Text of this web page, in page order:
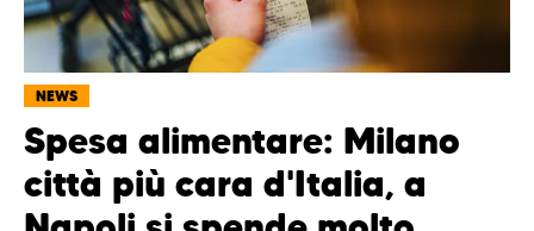
NEWS
Spesa alimentare: Milano
città più cara d'Italia, a